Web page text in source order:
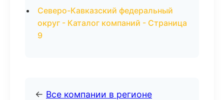
Северо-Кавказский федеральный
округ - Каталог компаний - Страница
9
← Все компании в регионе